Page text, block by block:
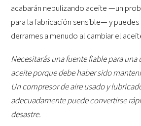
acabarán nebulizando aceite —un
para la fabricación sensible— y
derrames a menudo al cambiar el
Necesitarás una fuente fiable para
aceite porque debe haber sido
Un compresor de aire usado y
adecuadamente puede convertirse
desastre.